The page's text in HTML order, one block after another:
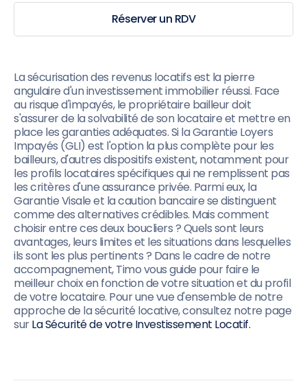
La sécurisation des revenus locatifs est la pierre
angulaire d'un investissement immobilier réussi. Face
au risque d'impayés, le propriétaire bailleur doit
s'assurer de la solvabilité de son locataire et mettre en
place les garanties adéquates. Si la Garantie Loyers
Impayés (GLI) est l'option la plus complète pour les
bailleurs, d'autres dispositifs existent, notamment pour
les profils locataires spécifiques qui ne remplissent pas
les critères d'une assurance privée. Parmi eux, la
Garantie Visale et la caution bancaire se distinguent
comme des alternatives crédibles. Mais comment
choisir entre ces deux boucliers ? Quels sont leurs
avantages, leurs limites et les situations dans lesquelles
ils sont les plus pertinents ? Dans le cadre de notre
accompagnement, Timo vous guide pour faire le
meilleur choix en fonction de votre situation et du profil
de votre locataire. Pour une vue d'ensemble de notre
approche de la sécurité locative, consultez notre page
surLa Sécurité de votre Investissement Locatif.
Réserver un RDV